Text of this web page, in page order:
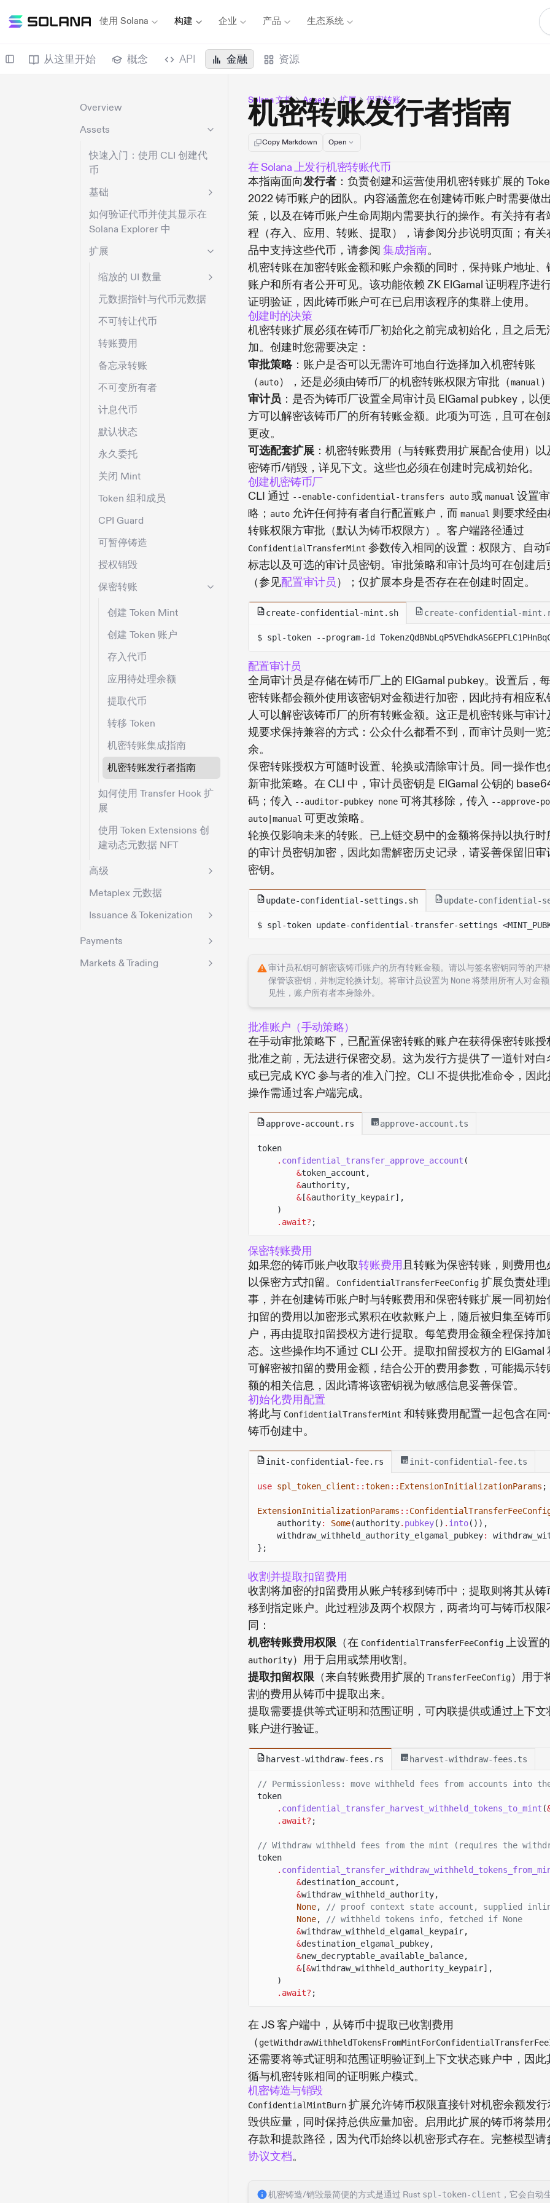
使用 Solana 构建 企业 产品 生态系统
从这里开始 概念 API 金融 资源
Overview
Assets
快速入门：使用 CLI 创建代
币
基础
如何验证代币并使其显示在
Solana Explorer 中
扩展
缩放的 UI 数量
元数据指针与代币元数据
不可转让代币
转账费用
备忘录转账
不可变所有者
计息代币
默认状态
永久委托
关闭 Mint
Token 组和成员
CPI Guard
可暂停铸造
授权销毁
保密转账
创建 Token Mint
创建 Token 账户
存入代币
应用待处理余额
提取代币
转移 Token
机密转账集成指南
机密转账发行者指南
如何使用 Transfer Hook 扩
展
使用 Token Extensions 创
建动态元数据 NFT
高级
Metaplex 元数据
Issuance & Tokenization
Payments
Markets & Trading
Solana 文档 Assets 扩展 保密转账
机密转账发行者指南
Copy Markdown Open
在 Solana 上发行机密转账代币
本指南面向发行者 ：负责创建和运营使用机密转账扩展的
2022 铸币账户的团队。内容涵盖您在创建铸币账户时需要做
策，以及在铸币账户生命周期内需要执行的操作。有关持有者
程（存入、应用、转账、提取），请参阅分步说明页面；有关
品中支持这些代币，请参阅 集成指南。
机密转账在加密转账金额和账户余额的同时，保持账户地址、
账户和所有者公开可见。该功能依赖 ZK ElGamal 证明程序进
证明验证，因此铸币账户可在已启用该程序的集群上使用。
创建时的决策
机密转账扩展必须在铸币厂初始化之前完成初始化，且之后无
加。创建时您需要决定：
审批策略 ：账户是否可以无需许可地自行选择加入机密转账
（ auto），还是必须由铸币厂的机密转账权限方审批（manual
审计员：是否为铸币厂设置全局审计员 ElGamal pubkey，以
方可以解密该铸币厂的所有转账金额。此项为可选，且可在创
更改。
可选配套扩展 ：机密转账费用（与转账费用扩展配合使用）以
密铸币/销毁，详见下文。这些也必须在创建时完成初始化。
创建机密铸币厂
CLI 通过 --enable-confidential-transfers auto 或 manual 设置
略； auto 允许任何持有者自行配置账户，而 manual 则要求经
转账权限方审批（默认为铸币权限方）。客户端路径通过
ConfidentialTransferMint 参数传入相同的设置：权限方、自动
标志以及可选的审计员密钥。审批策略和审计员均可在创建后
（参见配置审计员）；仅扩展本身是否存在在创建时固定。
create-confidential-mint.sh create-confidential-
$ spl-token --program-id
配置审计员
全局审计员是存储在铸币厂上的 ElGamal pubkey。设置后，
密转账都会额外使用该密钥对金额进行加密，因此持有相应私
人可以解密该铸币厂的所有转账金额。这正是机密转账与审计
规要求保持兼容的方式：公众什么都看不到，而审计员则一览
余。
保密转账授权方可随时设置、轮换或清除审计员。同一操作也
新审批策略。在 CLI 中，审计员密钥是 ElGamal 公钥的
码；传入 --auditor-pubkey none 可将其移除，传入 --approve-
auto|manual 可更改策略。
轮换仅影响未来的转账。已上链交易中的金额将保持以执行时
的审计员密钥加密，因此如需解密历史记录，请妥善保留旧审
密钥。
update-confidential-settings.sh update-confidential-
$ spl-token update-confidential-transfer-settings <MINT_PUBKEY>
审计员私钥可解密该铸币账户的所有转账金额。请以与签名密钥同等的严
保管该密钥，并制定轮换计划。将审计员设置为 None将禁用所有人对金
见性，账户所有者本身除外。
批准账户（手动策略）
在手动审批策略下，已配置保密转账的账户在获得保密转账授
批准之前，无法进行保密交易。这为发行方提供了一道针对白
或已完成 KYC 参与者的准入门控。CLI 不提供批准命令，因
操作需通过客户端完成。
approve-account.rs approve-account.ts
token
. confidential_transfer_approve_account (
&token_account,
&authority,
&[&authority_keypair],
)
.await? ;
保密转账费用
如果您的铸币账户收取转账费用且转账为保密转账，则费用也
以保密方式扣留。
ConfidentialTransferFeeConfig 扩展负责处
事，并在创建铸币账户时与转账费用和保密转账扩展一同初始
扣留的费用以加密形式累积在收款账户上，随后被归集至铸币
户，再由提取扣留授权方进行提取。每笔费用金额全程保持加
态。这些操作均不通过 CLI 公开。提取扣留授权方的 ElGamal
可解密被扣留的费用金额，结合公开的费用参数，可能揭示转
额的相关信息，因此请将该密钥视为敏感信息妥善保管。
初始化费用配置
将此与 ConfidentialTransferMint 和转账费用配置一起包含在同
铸币创建中。
init-confidential-fee.rs init-confidential-fee.ts
use spl_token_client ::token:: ExtensionInitializationParams ;
ExtensionInitializationParams ::
authority: Some(authority. pubkey() . into()),
withdraw_withheld_authority_elgamal_pubkey:
};
收割并提取扣留费用
收割将加密的扣留费用从账户转移到铸币中；提取则将其从铸
移到指定账户。此过程涉及两个权限方，两者均可与铸币权限
同：
机密转账费用权限（在 ConfidentialTransferFeeConfig 上设置的
authority）用于启用或禁用收割。
提取扣留权限（来自转账费用扩展的 TransferFeeConfig）用于
割的费用从铸币中提取出来。
提取需要提供等式证明和范围证明，可内联提供或通过上下文
账户进行验证。
harvest-withdraw-fees.rs harvest-withdraw-fees.ts
// Permissionless: move withheld fees from accounts into
token
. confidential_transfer_harvest_withheld_tokens_to_mint (
.await? ;
// Withdraw withheld fees from the mint (requires the
token
.
&destination_account,
&withdraw_withheld_authority,
None,
// proof context state account, supplied
None,
// withheld tokens info, fetched if None
&withdraw_withheld_elgamal_keypair,
&destination_elgamal_pubkey,
&new_decryptable_available_balance,
&[&withdraw_withheld_authority_keypair],
)
.await? ;
在 JS 客户端中，从铸币中提取已收割费用
（
还需要将等式证明和范围证明验证到上下文状态账户中，因此
循与机密转账相同的证明账户模式。
机密铸造与销毁
ConfidentialMintBurn 扩展允许铸币权限直接针对机密余额发行
毁供应量，同时保持总供应量加密。启用此扩展的铸币将禁用
存款和提款路径，因为代币始终以机密形式存在。完整模型请
协议文档。
机密铸造/销毁最简便的方式是通过 Rust spl-token-client ，它会自动